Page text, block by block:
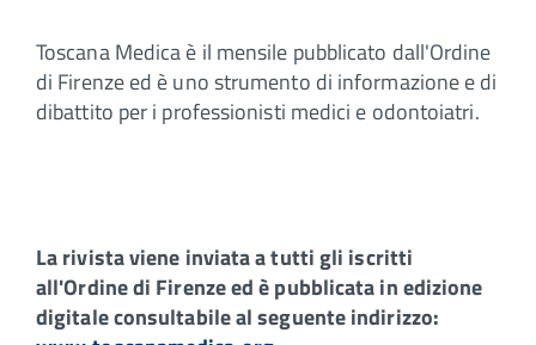
Toscana Medica è il mensile pubblicato dall'Ordine
di Firenze ed è uno strumento di informazione e di
dibattito per i professionisti medici e odontoiatri.
La rivista viene inviata a tutti gli iscritti
all'Ordine di Firenze ed è pubblicata in edizione
digitale consultabile al seguente indirizzo: